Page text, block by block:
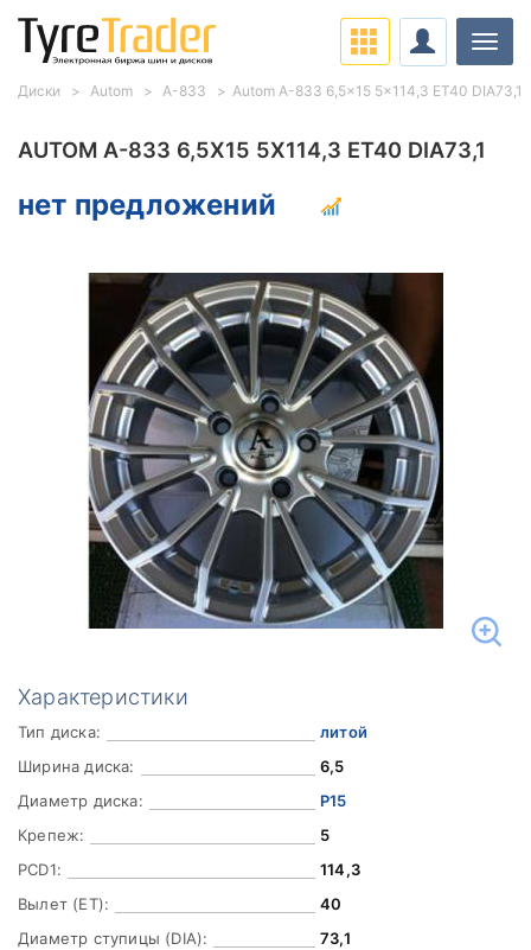
AUTOM A-833 6,5X15 5X114,3 ET40 DIA73,1
нет предложений
Характеристики
Тип диска:
литой
Ширина диска:
6,5
Диаметр диска:
Р15
Крепеж:
5
PCD1:
114,3
Вылет (ET):
40
Диаметр ступицы (DIA):
73,1
Диски Autom A-833 Autom A-833 6,5x15 5x114,3 ET40 DIA73,1